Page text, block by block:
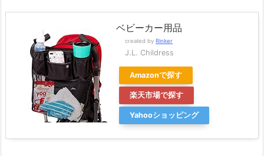
ベビーカー用品
created by Rinker
J.L. Childress
Amazonで探す
楽天市場で探す
Yahooショッピング